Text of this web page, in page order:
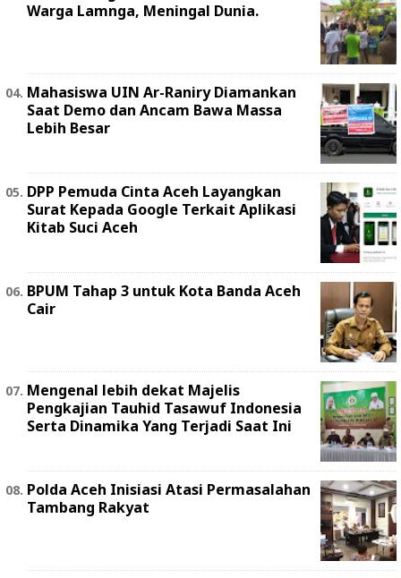
Warga Lamnga, Meningal Dunia.
Mahasiswa UIN Ar-Raniry Diamankan
Saat Demo dan Ancam Bawa Massa
Lebih Besar
DPP Pemuda Cinta Aceh Layangkan
Surat Kepada Google Terkait Aplikasi
Kitab Suci Aceh
BPUM Tahap 3 untuk Kota Banda Aceh
Cair
Mengenal lebih dekat Majelis
Pengkajian Tauhid Tasawuf Indonesia
Serta Dinamika Yang Terjadi Saat Ini
Polda Aceh Inisiasi Atasi Permasalahan
Tambang Rakyat